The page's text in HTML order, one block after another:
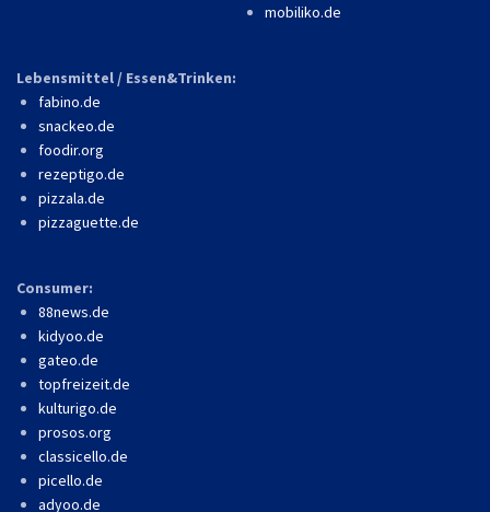
mobiliko.de
Lebensmittel / Essen&Trinken:
fabino.de
snackeo.de
foodir.org
rezeptigo.de
pizzala.de
pizzaguette.de
Consumer:
88news.de
kidyoo.de
gateo.de
topfreizeit.de
kulturigo.de
prosos.org
classicello.de
picello.de
adyoo.de